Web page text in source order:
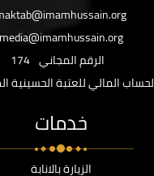
media@imamhussain.org
الرقم المجاني 174
المالي للعتبة الحسينية
خدمات
الزيارة بالانابة